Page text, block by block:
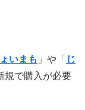
いまも 」や「 じ
規で購入が必要